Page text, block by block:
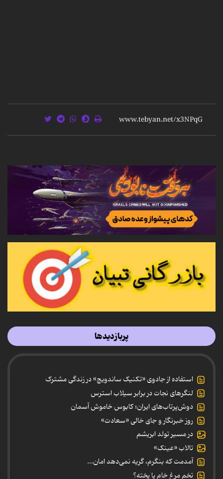
پربازدیدها
استفاده از جادوی «تکنیک ساندویچ» در زندگی مشترک
لنگرهای نجات در برابر سیلاب استرس
دوش‌پرتاب‌های ایران؛ کابوس خاموش آسمان
روز خبرنگار و جای خالی «سعادت»
در مسیر تولد ابریشم
تالاب «عینک»
آمدمت که بنگرم، گریه نمی‌دهد امان...
تخم مرغ خام یا پخته؟